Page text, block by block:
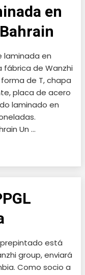
en
laminada en
fábrica de Wanzhi
de T, chapa
placa de acero
laminado en
Un …
está
group, enviará
Como socio a